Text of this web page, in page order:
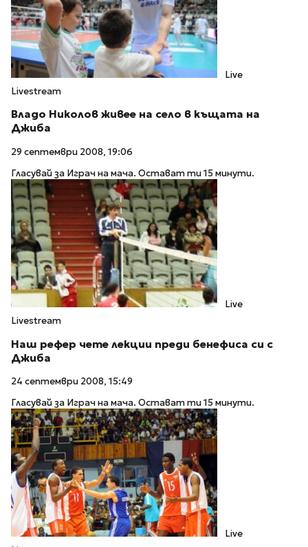
Live
Livestream
Владо Николов живее на село в къщата на
Джиба
29 септември 2008, 19:06
Гласувай за Играч на мача. Остават ти 15 минути.
Live
Livestream
Наш рефер чете лекции преди бенефиса си с
Джиба
24 септември 2008, 15:49
Гласувай за Играч на мача. Остават ти 15 минути.
Live